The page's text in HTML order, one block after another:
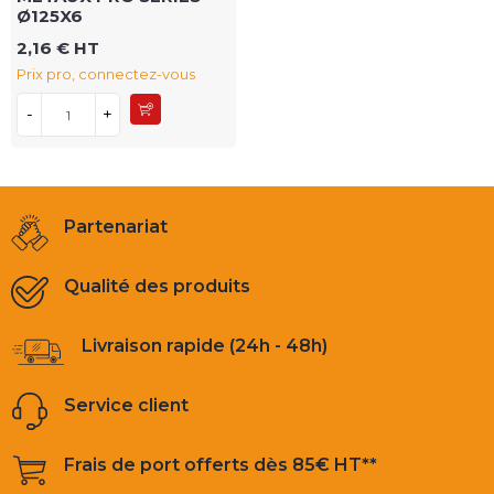
Ø125X6
2,16 € HT
Prix pro, connectez-vous
- +
Partenariat
Qualité des produits
Livraison rapide (24h - 48h)
Service client
Frais de port offerts dès 85€ HT**